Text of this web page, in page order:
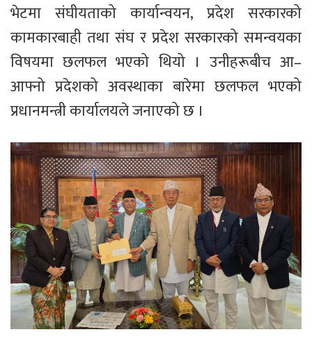
भेटमा संघीयताको कार्यान्वयन, प्रदेश सरकारको
कामकारबाही तथा संघ र प्रदेश सरकारको समन्वयका
विषयमा छलफल भएको थियो । उनीहरूबीच आ–
आफ्नो प्रदेशको अवस्थाका बारेमा छलफल भएको
प्रधानमन्त्री कार्यालयले जनाएको छ ।